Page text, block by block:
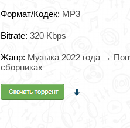
Формат/Кодек: MP3
Bitrate: 320 Kbps
Жанр: Музыка 2022 года →
сборниках